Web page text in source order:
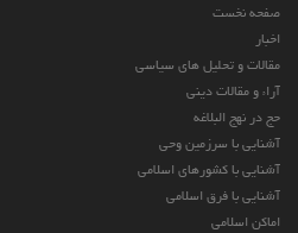
صفحه نخست
اخبار
مقالات و تحلیل های سیاسی
آراء و مقالات دینی
حج در نهج البلاغه
آشنایی با سرزمین وحی
آشنایی با کشورهای اسلامی
آشنایی با فرق اسلامی
اماکن اسلامی